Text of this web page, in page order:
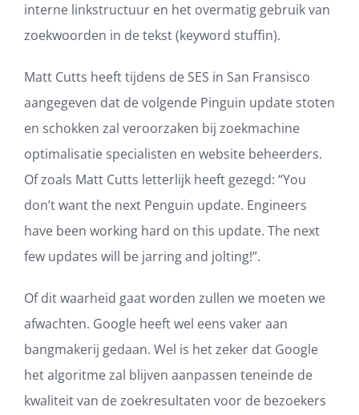
interne linkstructuur en het overmatig gebruik van
zoekwoorden in de tekst (keyword stuffin).
Matt Cutts heeft tijdens de SES in San Fransisco
aangegeven dat de volgende Pinguin update stoten
en schokken zal veroorzaken bij zoekmachine
optimalisatie specialisten en website beheerders.
Of zoals Matt Cutts letterlijk heeft gezegd: “You
don’t want the next Penguin update. Engineers
have been working hard on this update. The next
few updates will be jarring and jolting!”.
Of dit waarheid gaat worden zullen we moeten we
afwachten. Google heeft wel eens vaker aan
bangmakerij gedaan. Wel is het zeker dat Google
het algoritme zal blijven aanpassen teneinde de
kwaliteit van de zoekresultaten voor de bezoekers